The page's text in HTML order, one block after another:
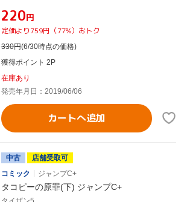
¥220円
定価より759円（77%）おトク
330円(6/30時点の価格)
獲得ポイント 2P
在庫あり
発売年月日：2019/06/06
カートへ追加
中古
店舗受取可
コミック
ジャンプC+
タコピーの原罪(下) ジャンプC+